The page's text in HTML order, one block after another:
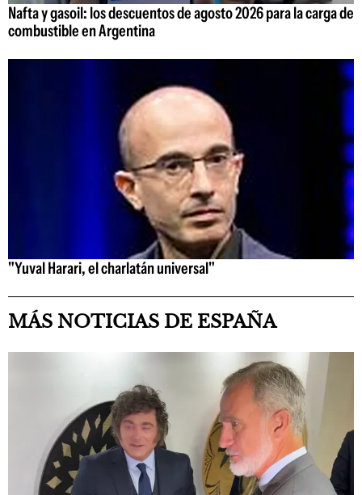
Nafta y gasoil: los descuentos de agosto 2026 para la carga de
combustible en Argentina
"Yuval Harari, el charlatán universal"
MÁS NOTICIAS DE ESPAÑA